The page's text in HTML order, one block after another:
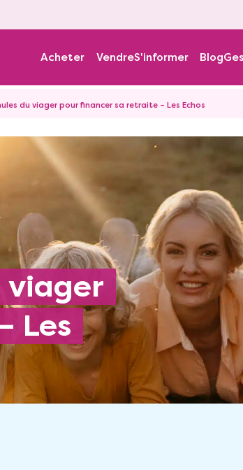
Acheter VendreS'informer Blog
du viager pour financer sa retraite – Les Echos
Les